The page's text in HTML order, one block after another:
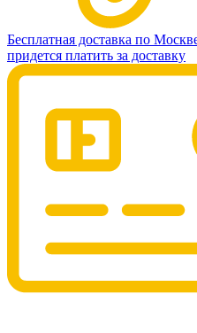
Бесплатная доставка по
придется платить за доставку